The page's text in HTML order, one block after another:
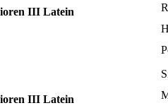
III Latein
III Latein